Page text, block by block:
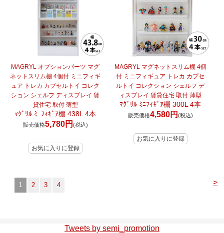
MAGRYL オプションパーツ マグ
ネットスリム棚 4個付 ミニフィギ
ュア トレカ カプセルトイ コレク
ション シェルフ ディスプレイ 賃
貸住宅 取付 薄型
ﾏｸﾞﾘﾙ ﾐﾆﾌｨｷﾞｱ棚 438L 4本
販売価格5,780円 (税込)
MAGRYL マグネットスリム棚 4個
付 ミニフィギュア トレカ カプセ
ルトイ コレクション シェルフ デ
ィスプレイ 賃貸住宅 取付 薄型
ﾏｸﾞﾘﾙ ﾐﾆﾌｨｷﾞｱ棚 300L 4本
販売価格4,580円 (税込)
>
1 2 3 4
Tweets by semi_promotion